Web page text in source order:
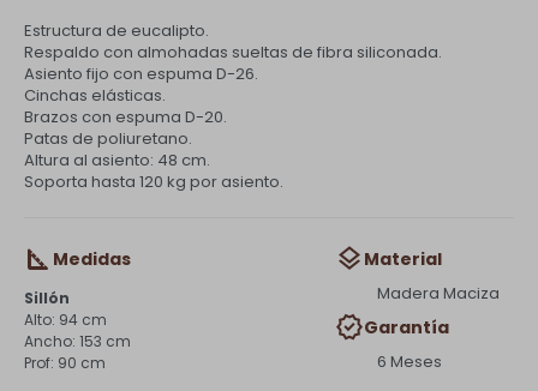
Estructura de eucalipto.
Respaldo con almohadas sueltas de fibra siliconada.
Asiento fijo con espuma D-26.
Cinchas elásticas.
Brazos con espuma D-20.
Patas de poliuretano.
Altura al asiento: 48 cm.
Soporta hasta 120 kg por asiento.
Medidas
Sillón
94 cm
153 cm
90 cm
Material
Madera Maciza
Garantía
6 Meses